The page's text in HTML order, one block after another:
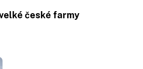
české farmy